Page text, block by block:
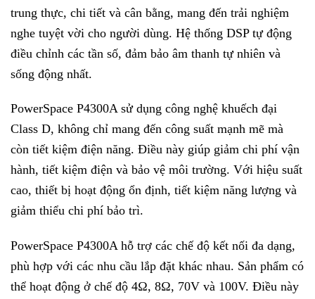
trung thực, chi tiết và cân bằng, mang đến trải nghiệm
nghe tuyệt vời cho người dùng. Hệ thống DSP tự động
điều chỉnh các tần số, đảm bảo âm thanh tự nhiên và
sống động nhất.
PowerSpace P4300A sử dụng công nghệ khuếch đại
Class D, không chỉ mang đến công suất mạnh mẽ mà
còn tiết kiệm điện năng. Điều này giúp giảm chi phí vận
hành, tiết kiệm điện và bảo vệ môi trường. Với hiệu suất
cao, thiết bị hoạt động ổn định, tiết kiệm năng lượng và
giảm thiểu chi phí bảo trì.
PowerSpace P4300A hỗ trợ các chế độ kết nối đa dạng,
phù hợp với các nhu cầu lắp đặt khác nhau. Sản phẩm có
thể hoạt động ở chế độ 4Ω, 8Ω, 70V và 100V. Điều này